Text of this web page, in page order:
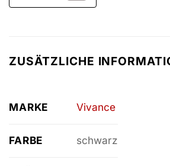
ZUSÄTZLICHE
MARKE Vivance
FARBE schwarz